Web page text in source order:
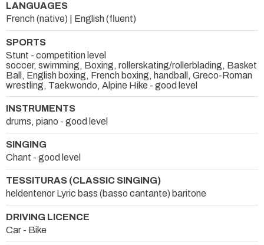
LANGUAGES
French (native) | English (fluent)
SPORTS
Stunt - competition level
soccer, swimming, Boxing, rollerskating/rollerblading, Basket
Ball, English boxing, French boxing, handball, Greco-Roman
wrestling, Taekwondo, Alpine Hike - good level
INSTRUMENTS
drums, piano - good level
SINGING
Chant - good level
TESSITURAS (CLASSIC SINGING)
heldentenor Lyric bass (basso cantante) baritone
DRIVING LICENCE
Car - Bike